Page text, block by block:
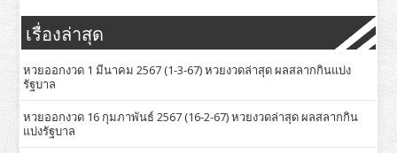
เรื่องล่าสุด
หวยออกงวด 1 มีนาคม 2567 (1-3-67) หวยงวดล่าสุด ผลสลากกินแบ่ง
รัฐบาล
หวยออกงวด 16 กุมภาพันธ์ 2567 (16-2-67) หวยงวดล่าสุด ผลสลากกิน
แบ่งรัฐบาล